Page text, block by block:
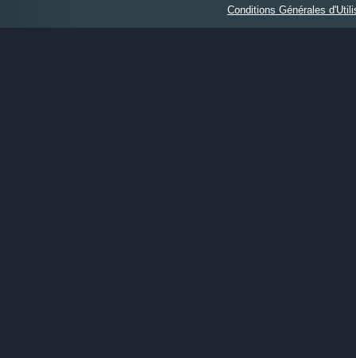
Conditions Générales